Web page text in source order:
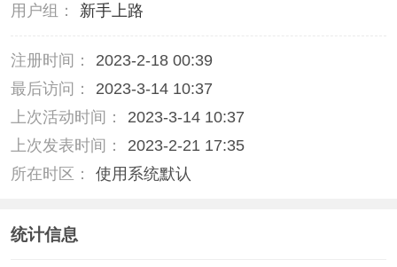
用户组： 新手上路
注册时间：
2023-2-18 00:39
最后访问：
2023-3-14 10:37
上次活动时间：
2023-3-14 10:37
上次发表时间：
2023-2-21 17:35
所在时区：
使用系统默认
统计信息